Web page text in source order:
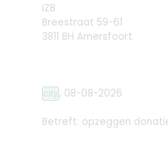
IZB
Breestraat 59-61
3811 BH Amersfoort
city, 08-08-2026
Betreft: opzeggen